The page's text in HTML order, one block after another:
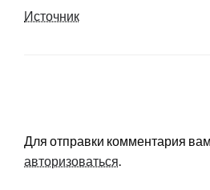
Источник
Для отправки комментария
авторизоваться.